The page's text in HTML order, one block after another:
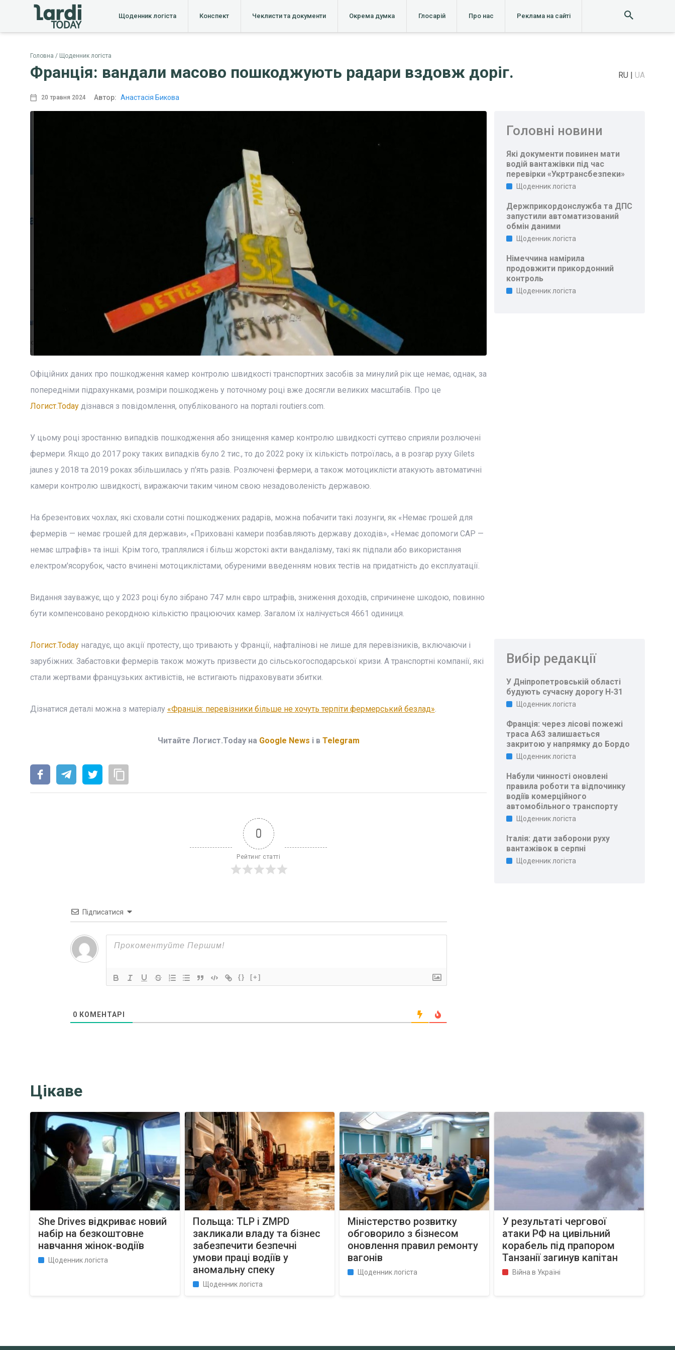
Щоденник логіста Конспект Чеклисти та документи Окрема думка Глосарій Про нас Реклама на сайті
Головна Щоденник логіста
Франція: вандали масово пошкоджують радари вздовж доріг. RU UA
20 травня 2024 Автор: Анастасія Бикова
Офіційних даних про пошкодження камер контролю швидкості транспортних засобів за минулий рік ще немає, однак, за
попередніми підрахунками, розміри пошкоджень у поточному році вже досягли великих масштабів. Про це
Логист.Todayдізнався з повідомлення, опублікованого на порталі routiers.com.
У цьому році зростанню випадків пошкодження або знищення камер контролю швидкості суттєво сприяли розлючені
фермери. Якщо до 2017 року таких випадків було 2 тис., то до 2022 року їх кількість потроїлась, а в розгар руху Gilets
jaunes у 2018 та 2019 роках збільшилась у п'ять разів. Розлючені фермери, а також мотоциклісти атакують автоматичні
камери контролю швидкості, виражаючи таким чином свою незадоволеність державою.
На брезентових чохлах, які сховали сотні пошкоджених радарів, можна побачити такі лозунги, як «Немає грошей для
фермерів — немає грошей для держави», «Приховані камери позбавляють державу доходів», «Немає допомоги CAP —
немає штрафів» та інші. Крім того, траплялися і більш жорстокі акти вандалізму, такі як підпали або використання
електром'ясорубок, часто вчинені мотоциклістами, обуреними введенням нових тестів на придатність до експлуатації.
Видання зауважує, що у 2023 році було зібрано 747 млн євро штрафів, зниження доходів, спричинене шкодою, повинно
бути компенсовано рекордною кількістю працюючих камер. Загалом їх налічується 4661 одиниця.
Логист.Todayнагадує, що акції протесту, що тривають у Франції, нафталінові не лише для перевізників, включаючи і
зарубіжних. Забастовки фермерів також можуть призвести до сільськогосподарської кризи. А транспортні компанії, які
стали жертвами французьких активістів, не встигають підраховувати збитки.
Дізнатися деталі можна з матеріалу «Франція: перевізники більше не хочуть терпіти фермерський безлад».
Читайте Логист.Today на Google News і в Telegram
0
Рейтинг статті
Підписатися
{} [+]
0 КОМЕНТАРІ
Головні новини
Які документи повинен мати
водій вантажівки під час
перевірки «Укртрансбезпеки»
Щоденник логіста
Держприкордонслужба та ДПС
запустили автоматизований
обмін даними
Щоденник логіста
Німеччина намірила
продовжити прикордонний
контроль
Щоденник логіста
Вибір редакції
У Дніпропетровській області
будують сучасну дорогу Н-31
Щоденник логіста
Франція: через лісові пожежі
траса A63 залишається
закритою у напрямку до Бордо
Щоденник логіста
Набули чинності оновлені
правила роботи та відпочинку
водіїв комерційного
автомобільного транспорту
Щоденник логіста
Італія: дати заборони руху
вантажівок в серпні
Щоденник логіста
Цікаве
She Drives відкриває новий
набір на безкоштовне
навчання жінок-водіїв
Щоденник логіста
Польща: TLP і ZMPD
закликали владу та бізнес
забезпечити безпечні
умови праці водіїв у
аномальну спеку
Щоденник логіста
Міністерство розвитку
обговорило з бізнесом
оновлення правил ремонту
вагонів
Щоденник логіста
У результаті чергової
атаки РФ на цивільний
корабель під прапором
Танзанії загинув капітан
Війна в Україні